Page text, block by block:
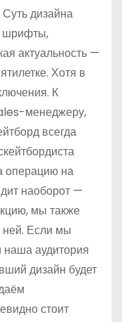
дизайна
шрифты,
актуальность —
Хотя в
К
менеджеру,
всегда
операцию на
наоборот —
мы также
ней. Если мы
наша аудитория
дизайн будет
стоит